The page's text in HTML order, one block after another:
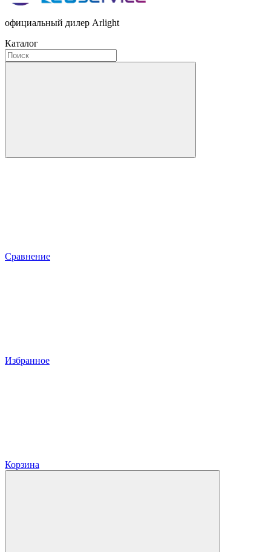
официальный дилер Arlight
Каталог
Сравнение
Избранное
Корзина